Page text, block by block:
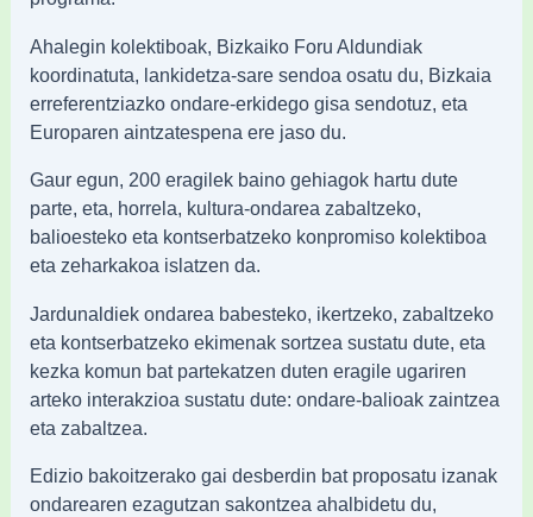
Ahalegin kolektiboak, Bizkaiko Foru Aldundiak
koordinatuta, lankidetza-sare sendoa osatu du, Bizkaia
erreferentziazko ondare-erkidego gisa sendotuz, eta
Europaren aintzatespena ere jaso du.
Gaur egun, 200 eragilek baino gehiagok hartu dute
parte, eta, horrela, kultura-ondarea zabaltzeko,
balioesteko eta kontserbatzeko konpromiso kolektiboa
eta zeharkakoa islatzen da.
Jardunaldiek ondarea babesteko, ikertzeko, zabaltzeko
eta kontserbatzeko ekimenak sortzea sustatu dute, eta
kezka komun bat partekatzen duten eragile ugariren
arteko interakzioa sustatu dute: ondare-balioak zaintzea
eta zabaltzea.
Edizio bakoitzerako gai desberdin bat proposatu izanak
ondarearen ezagutzan sakontzea ahalbidetu du,